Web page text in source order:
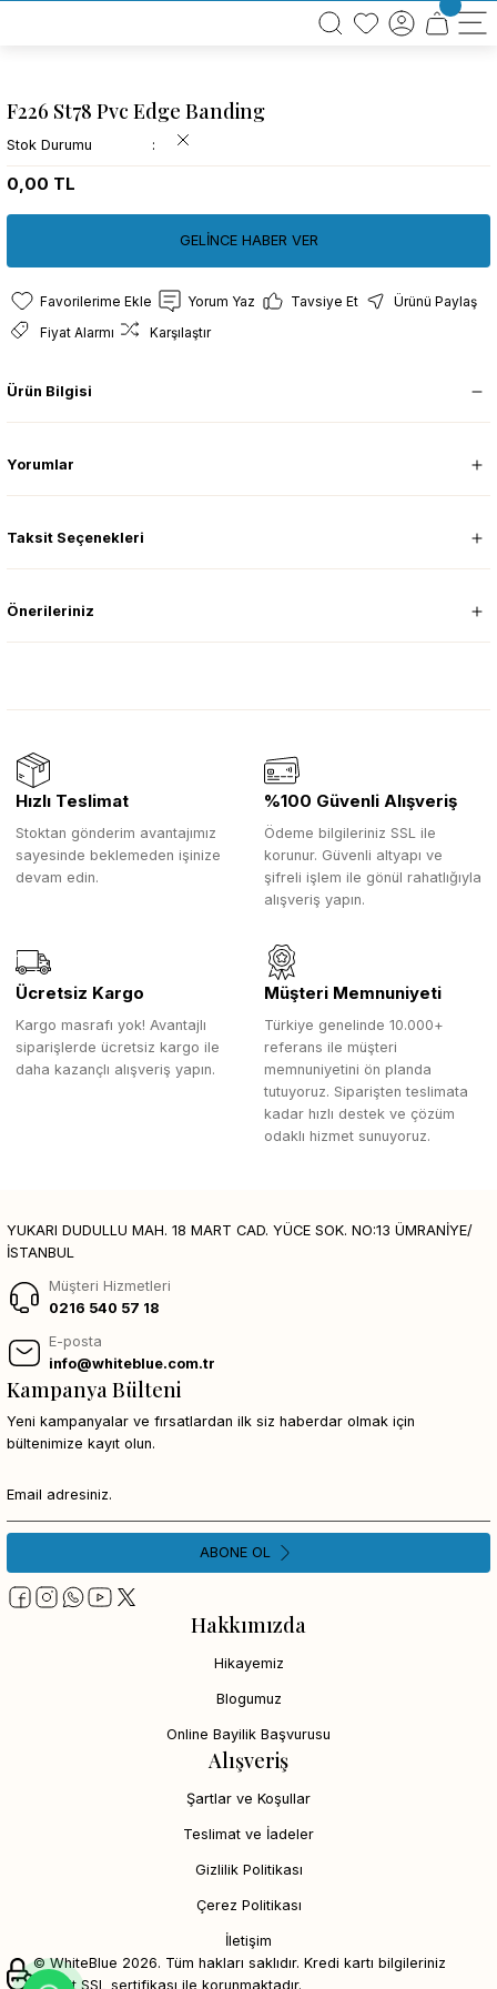
BÜTÜN ALIŞVERİŞLERİNİZDE KARGO BEDAVA!
TÜRKİYE GENELİNDE 10.000 MÜŞTERİ REFERANSI
F226 St78 Pvc Edge Banding
Stok Durumu
0,00 TL
GELİNCE HABER VER
Yorum Yaz Tavsiye Et
Ürünü Paylaş
Fiyat Alarmı
Karşılaştır
Ürün Bilgisi
Yorumlar
Taksit Seçenekleri
Önerileriniz
Hızlı Teslimat
Stoktan gönderim avantajımız
sayesinde beklemeden işinize
devam edin.
%100 Güvenli Alışveriş
Ödeme bilgileriniz SSL ile
korunur. Güvenli altyapı ve
şifreli işlem ile gönül rahatlığıyla
alışveriş yapın.
Ücretsiz Kargo
Kargo masrafı yok! Avantajlı
siparişlerde ücretsiz kargo ile
daha kazançlı alışveriş yapın.
Müşteri Memnuniyeti
Türkiye genelinde 10.000+
referans ile müşteri
memnuniyetini ön planda
tutuyoruz. Siparişten teslimata
kadar hızlı destek ve çözüm
odaklı hizmet sunuyoruz.
YUKARI DUDULLU MAH. 18 MART CAD. YÜCE SOK. NO:13 ÜMRANİYE/
İSTANBUL
Müşteri Hizmetleri
0216 540 57 18
E-posta
info@whiteblue.com.tr
Hakkımızda
Hikayemiz
Blogumuz
Online Bayilik Başvurusu
Alışveriş
Şartlar ve Koşullar
Teslimat ve İadeler
Gizlilik Politikası
Çerez Politikası
İletişim
Kampanya Bülteni
Yeni kampanyalar ve fırsatlardan ilk siz haberdar olmak için
bültenimize kayıt olun.
ABONE OL
© WhiteBlue 2026. Tüm hakları saklıdır. Kredi kartı bilgileriniz
256bit SSL sertifikası ile korunmaktadır.